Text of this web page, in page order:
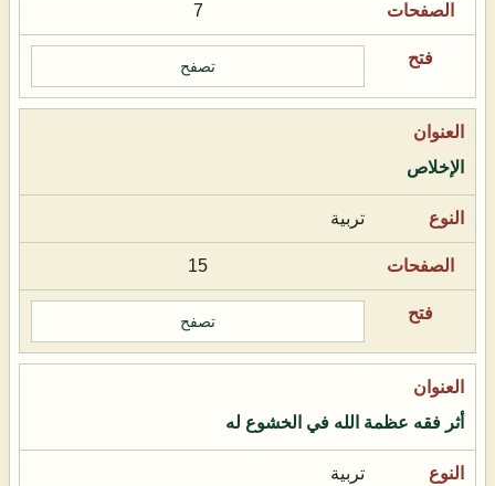
7
تصفح
الإخلاص
تربية
15
تصفح
أثر فقه عظمة الله في الخشوع له
تربية